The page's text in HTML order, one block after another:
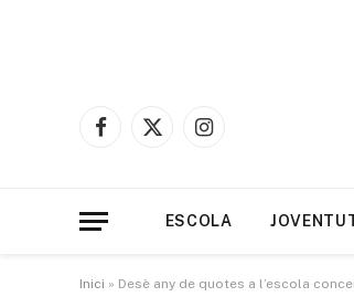
Facebook
X
Instagram
ESCOLA
Inici » Desè any de quotes a l’escola